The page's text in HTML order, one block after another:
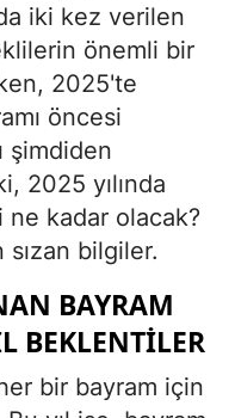
iki kez verilen
önemli bir
2025'te
öncesi
şimdiden
2025 yılında
kadar olacak?
bilgiler.
BAYRAM
BEKLENTILER
bir bayram için